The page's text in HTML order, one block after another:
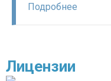
Подробнее
Лицензии